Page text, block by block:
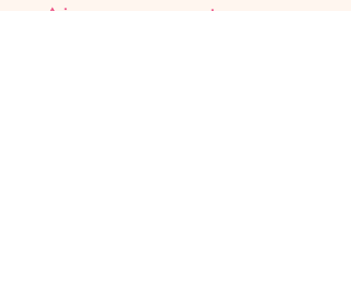
⚠️ imagem meramente